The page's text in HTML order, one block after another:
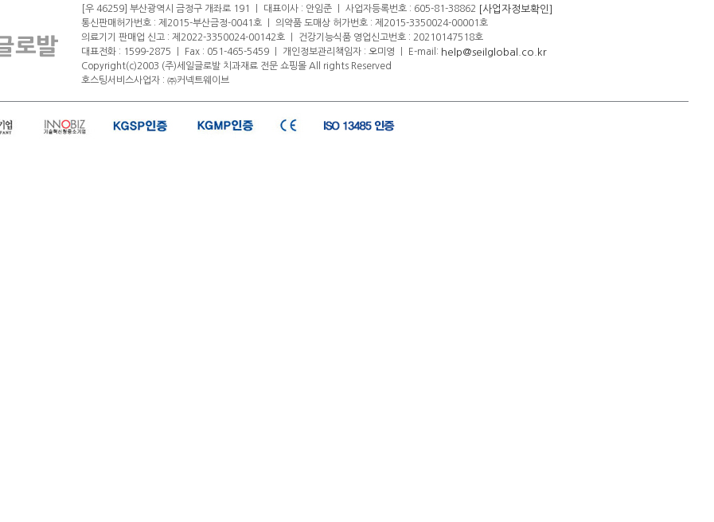
[우 46259] 부산광역시 금정구 개좌로 191 대표이사 : 안임준 사업자등록번호 : 605-81-38862 [사업자정보확인]
통신판매허가번호 : 제2015-부산금정-0041호
의약품 도매상 허가번호 : 제2015-3350024-00001호
의료기기 판매업 신고 : 제2022-3350024-00142호
건강기능식품 영업신고번호 : 20210147518호
대표전화 : 1599-2875
Fax : 051-465-5459 개인정보관리책임자 : 오미영 E-mail: help@seilglobal.co.kr
Copyright(c)2003 (주)세일글로발 치과재료 전문 쇼핑몰 All rights Reserved
호스팅서비스사업자 : ㈜커넥트웨이브